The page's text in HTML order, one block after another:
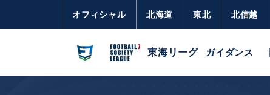
オフィシャル 北海道 東北 北信越
東海リーグ ガイダンス